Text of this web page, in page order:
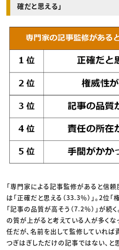
確だと思える」
「専門家による記事監修があると信
は「正確だと思える（33.3％）」。2位
「記事の品質が高そう（7.2％）」が続
の質が上がると考えている人が多くな
任だが、名前を出して監修していれば
つぎはぎしただけの記事ではない、と